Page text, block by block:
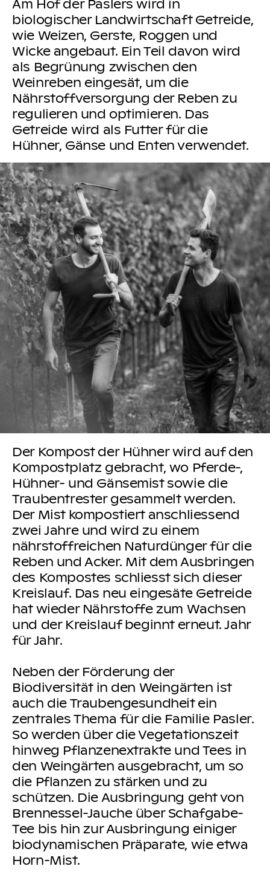
biologischer Landwirtschaft Getreide,
wie Weizen, Gerste, Roggen und
Wicke angebaut. Ein Teil davon wird
als Begrünung zwischen den
Weinreben eingesät, um die
Nährstoffversorgung der Reben zu
regulieren und optimieren. Das
Getreide wird als Futter für die
Hühner, Gänse und Enten verwendet.
Der Kompost der Hühner wird auf den
Kompostplatz gebracht, wo Pferde-,
Hühner- und Gänsemist sowie die
Traubentrester gesammelt werden.
Der Mist kompostiert anschliessend
zwei Jahre und wird zu einem
nährstoffreichen Naturdünger für die
Reben und Acker. Mit dem Ausbringen
des Kompostes schliesst sich dieser
Kreislauf. Das neu eingesäte Getreide
hat wieder Nährstoffe zum Wachsen
und der Kreislauf beginnt erneut. Jahr
für Jahr.
Neben der Förderung der
Biodiversität in den Weingärten ist
auch die Traubengesundheit ein
zentrales Thema für die Familie Pasler.
So werden über die Vegetationszeit
hinweg Pflanzenextrakte und Tees in
den Weingärten ausgebracht, um so
die Pflanzen zu stärken und zu
schützen. Die Ausbringung geht von
Brennessel-Jauche über Schafgabe-
Tee bis hin zur Ausbringung einiger
biodynamischen Präparate, wie etwa
Horn-Mist.